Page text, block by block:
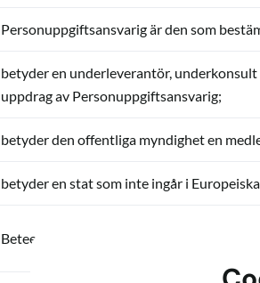
Personuppgiftsansvarig är den som
betyder en underleverantör,
uppdrag av Personuppgiftsansvarig;
betyder den offentliga myndighet en
betyder en stat som inte ingår i
Beteende vid användning av Tjänsterna,